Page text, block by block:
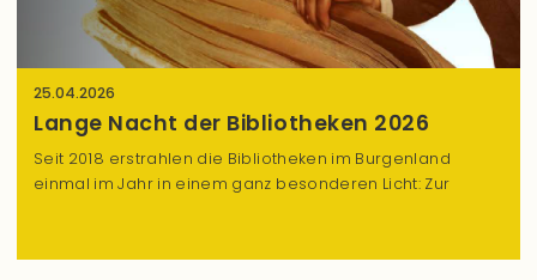
25.04.2026
Lange Nacht der Bibliotheken 2026
Seit 2018 erstrahlen die Bibliotheken im Burgenland
einmal im Jahr in einem ganz besonderen Licht: Zur